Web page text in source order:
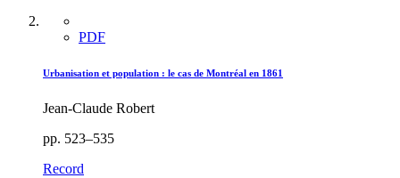
PDF
Urbanisation et population : le cas de Montréal en 1861
Jean-Claude Robert
pp. 523–535
Record